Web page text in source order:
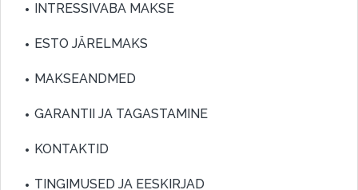
INTRESSIVABA MAKSE
ESTO JÄRELMAKS
MAKSEANDMED
GARANTII JA TAGASTAMINE
KONTAKTID
TINGIMUSED JA EESKIRJAD